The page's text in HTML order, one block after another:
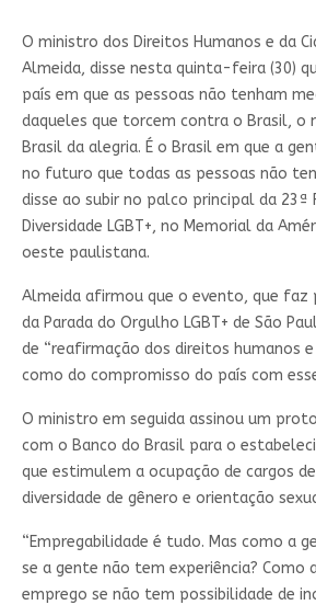
O ministro dos Direitos Humanos e da
Almeida, disse nesta quinta-feira (30)
país em que as pessoas não tenham
daqueles que torcem contra o Brasil, o
Brasil da alegria. É o Brasil em que a
no futuro que todas as pessoas não
disse ao subir no palco principal da 23ª
Diversidade LGBT+, no Memorial da
oeste paulistana.
Almeida afirmou que o evento, que faz
da Parada do Orgulho LGBT+ de São
de “reafirmação dos direitos humanos e
como do compromisso do país com
O ministro em seguida assinou um
com o Banco do Brasil para o
que estimulem a ocupação de cargos
diversidade de gênero e orientação
“Empregabilidade é tudo. Mas como a
se a gente não tem experiência? Como
emprego se não tem possibilidade de